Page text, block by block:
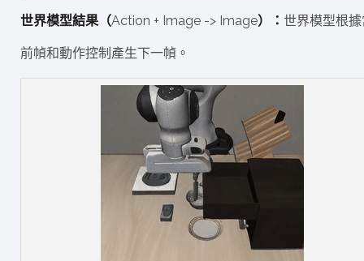
世界模型結果（Action + Image -> Image）： 世界模型根
前幀和動作控制產生下一幀。